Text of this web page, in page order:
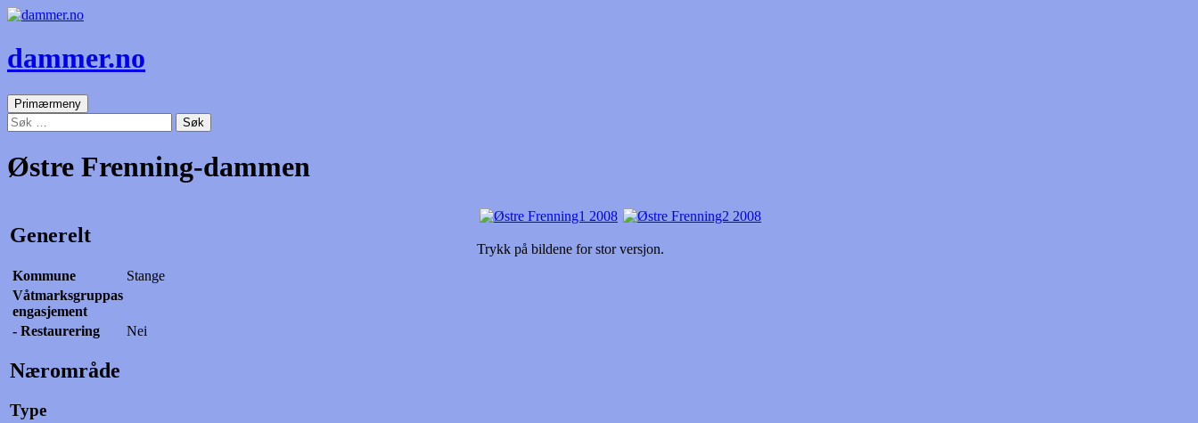
dammer.no
SøkPrimærmeny Gå
til
innhold
Søk
etter:
Østre Frenning-dammen
Generelt
Kommune
Stange
Våtmarksgruppas
engasjement
- Restaurering
Nei
Nærområde
Type
Trykk på bildene for stor versjon.